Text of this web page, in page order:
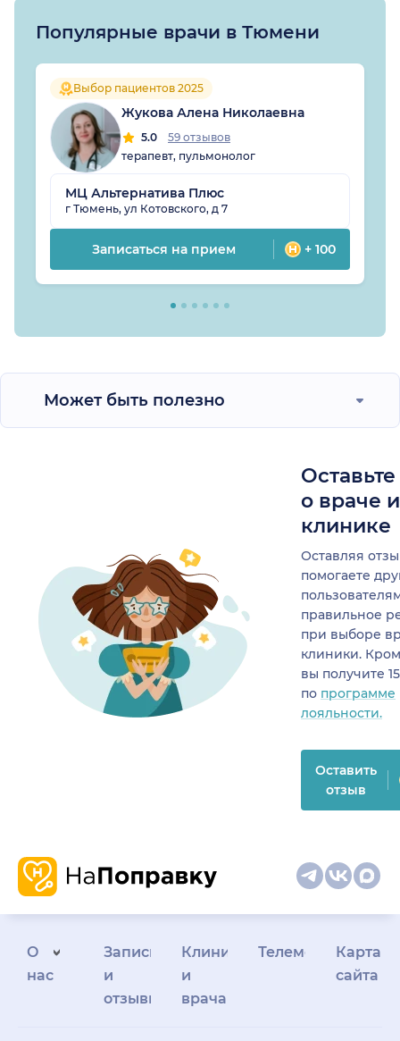
Популярные врачи в Тюмени
Выбор пациентов 2025
Жукова Алена Николаевна
5.0
59 отзывов
терапевт, пульмонолог
МЦ Альтернатива Плюс
г Тюмень, ул Котовского, д 7
Записаться на прием + 100
Может быть полезно
о враче
клинике
Оставляя
помогаете
правильное
при выборе
клиники.
вы получите
по программе
лояльности.
Оставить
отзыв
О
нас
Запись
и
отзывы
Клиникам
и
врачам
Телемедицина
Карта
сайта